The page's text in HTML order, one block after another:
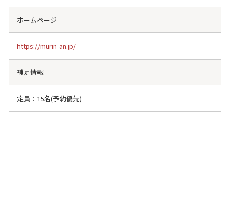
ホームページ
https://murin-an.jp/
補足情報
定員：15名(予約優先)